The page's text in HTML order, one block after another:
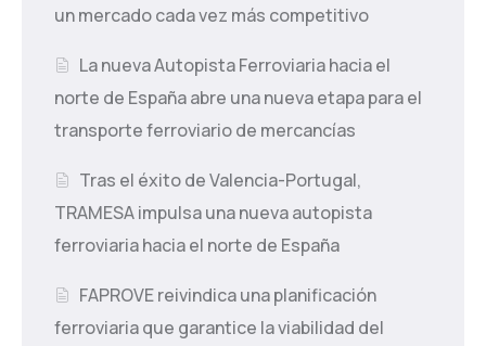
un mercado cada vez más competitivo
La nueva Autopista Ferroviaria hacia el
norte de España abre una nueva etapa para el
transporte ferroviario de mercancías
Tras el éxito de Valencia-Portugal,
TRAMESA impulsa una nueva autopista
ferroviaria hacia el norte de España
FAPROVE reivindica una planificación
ferroviaria que garantice la viabilidad del